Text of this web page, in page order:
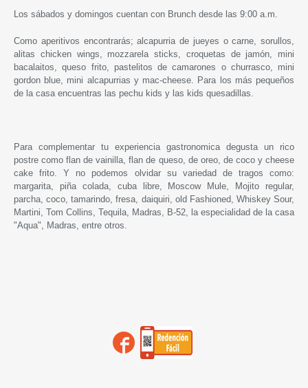
Los sábados y domingos cuentan con Brunch desde las 9:00 a.m.
Como aperitivos encontrarás; alcapurria de jueyes o carne, sorullos,
alitas chicken wings, mozzarela sticks, croquetas de jamón, mini
bacalaitos, queso frito, pastelitos de camarones o churrasco, mini
gordon blue, mini alcapurrias y mac-cheese. Para los más pequeños
de la casa encuentras las pechu kids y las kids quesadillas.
Para complementar tu experiencia gastronomica degusta un rico
postre como flan de vainilla, flan de queso, de oreo, de coco y cheese
cake frito. Y no podemos olvidar su variedad de tragos como:
margarita, piña colada, cuba libre, Moscow Mule, Mojito regular,
parcha, coco, tamarindo, fresa, daiquiri, old Fashioned, Whiskey Sour,
Martini, Tom Collins, Tequila, Madras, B-52, la especialidad de la casa
"Aqua", Madras, entre otros.